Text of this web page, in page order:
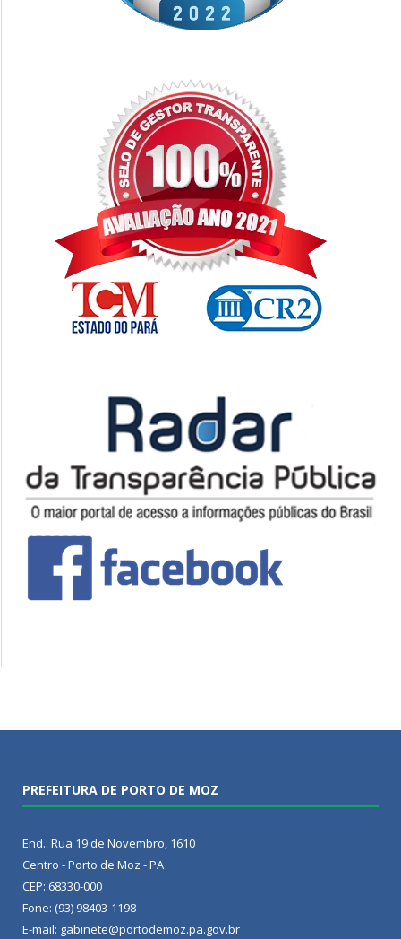
PREFEITURA DE PORTO DE MOZ
End.: Rua 19 de Novembro, 1610
Centro - Porto de Moz - PA
CEP: 68330-000
Fone: (93) 98403-1198
E-mail: gabinete@portodemoz.pa.gov.br